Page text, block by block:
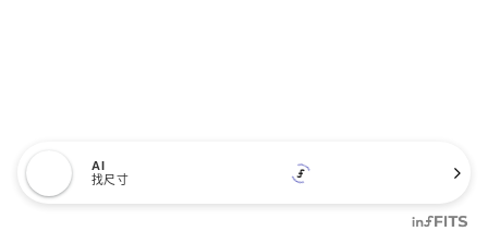
AI
找尺寸